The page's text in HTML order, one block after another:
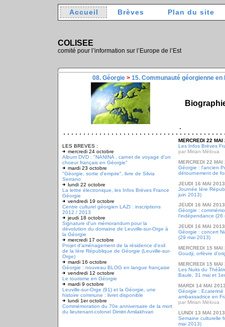
Accueil Brèves Plan du site
COLISEE
comité pour l’information sur l’Europe de l’Est
08. Géorgie > 15. Communauté géorgienne en
LES BREVES :
mercredi 24 octobre
Album DVD : "NANINA , carnet de voyage d'un
choeur français en Géorgie"
mardi 23 octobre
"Géorgie, sortie d'empire", livre de Silvia
Serrano
lundi 22 octobre
La lettre électronique, les Infos Brèves France
Géorgie
vendredi 19 octobre
Centre culturel géorgien LAZI : inscriptions
2012 / 2013
jeudi 18 octobre
Signature d'un mémorandum pour la
dévolution du domaine de Leuville-sur-Orge à
la Géorgie
mercredi 17 octobre
Projet d'aménagement de la résidence d'exil
de la Ière République de Géorgie (Leuville-sur-
Orge)
mardi 16 octobre
Géorgie : nouveau BLOG en langue française
vendredi 12 octobre
Le tourisme en Géorgie
mardi 9 octobre
Leuville-sur-Orge (91) et la Géorgie, une
histoire commune : livret disponible
lundi 1er octobre
Commémoration du 70e anniversaire de la mort
du lieutenant-colonel Dimitri Amilakhvari
MERCREDI 22 MAI
Les Infos Brèves
par Mirian Méloua
MERCREDI 22 MAI
Géorgie : l'ancien
détournement de
JEUDI 16 MAI 2013
Journée Ière
juin 2013)
JEUDI 16 MAI 2013
Géorgie :
l'indépendance (26
JEUDI 16 MAI 2013
Géorgie : concert
(29 mai 2013)
MERCREDI 15 MAI
Goudji, orfèvre
MERCREDI 15 MAI
Les Nuits du
Baule, 31 mai et
MARDI 14 MAI
Géorgie : Ecateriné
ambassadrice en
par Mirian Méloua
LUNDI 13 MAI 2013
Semaine culturelle
mai 2013)